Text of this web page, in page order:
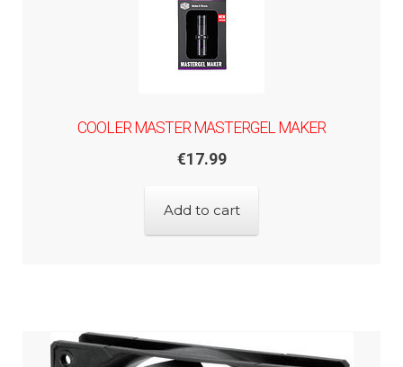
COOLER MASTER MASTERGEL MAKER
€17.99
Add to cart